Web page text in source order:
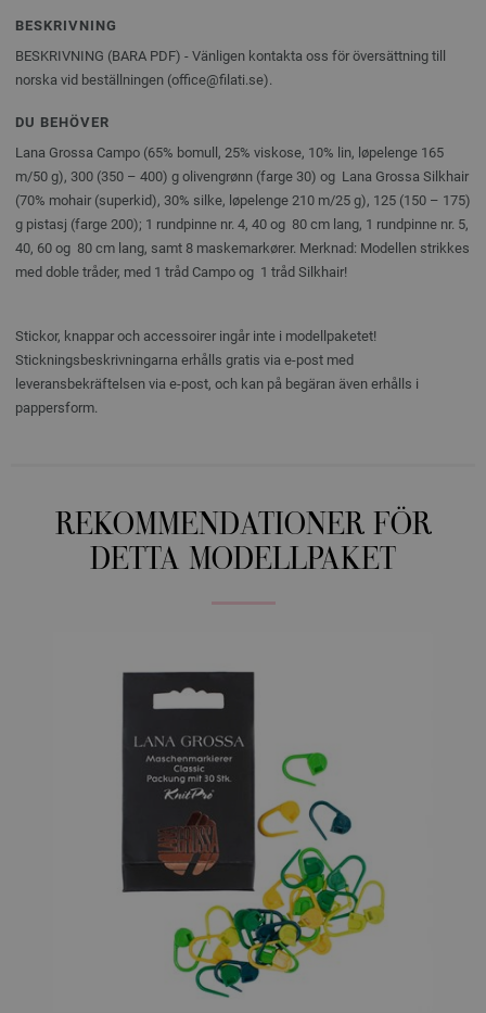
BESKRIVNING
BESKRIVNING (BARA PDF) - Vänligen kontakta oss för översättning till
norska vid beställningen (office@filati.se).
DU BEHÖVER
Lana Grossa Campo (65% bomull, 25% viskose, 10% lin, løpelenge 165
m/50 g), 300 (350 – 400) g olivengrønn (farge 30) og Lana Grossa Silkhair
(70% mohair (superkid), 30% silke, løpelenge 210 m/25 g), 125 (150 – 175)
g pistasj (farge 200); 1 rundpinne nr. 4, 40 og 80 cm lang, 1 rundpinne nr. 5,
40, 60 og 80 cm lang, samt 8 maskemarkører. Merknad: Modellen strikkes
med doble tråder, med 1 tråd Campo og 1 tråd Silkhair!
Stickor, knappar och accessoirer ingår inte i modellpaketet!
Stickningsbeskrivningarna erhålls gratis via e-post med
leveransbekräftelsen via e-post, och kan på begäran även erhålls i
pappersform.
REKOMMENDATIONER FÖR
DETTA MODELLPAKET